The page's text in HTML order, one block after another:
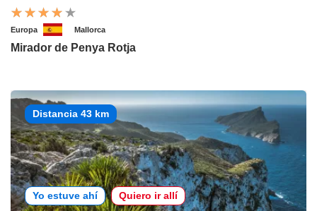
Europa Mallorca
Mirador de Penya Rotja
Distancia 43 km
Yo estuve ahí Quiero ir allí